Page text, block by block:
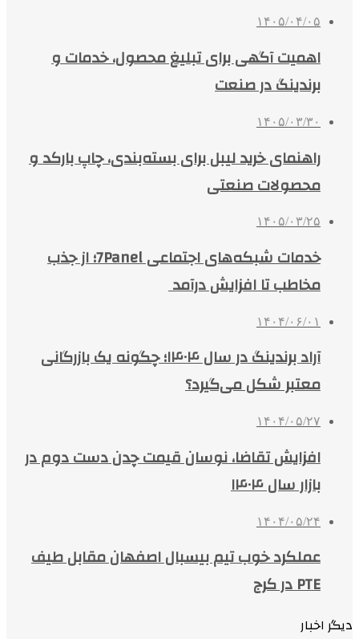
۱۴۰۵/۰۴/۰۵
اهمیت آگهی برای تبلیغ محصول، خدمات و
برندینگ در صنعت
۱۴۰۵/۰۳/۳۰
راهنمای خرید لیبل برای بسته‌بندی، چاپ بارکد و
محصولات صنعتی
۱۴۰۵/۰۳/۲۵
خدمات شبکه‌های اجتماعی 7Panel؛ از جذب
مخاطب تا افزایش درآمد
۱۴۰۴/۰۶/۰۱
آراد برندینگ در سال ۱۴۰۴؛ چگونه یک بازرگانی
معتبر شکل می‌گیرد؟
۱۴۰۴/۰۵/۲۷
افزایش تقاضا، نوسان قیمت چدن دست دوم در
بازار سال ۱۴۰۴
۱۴۰۴/۰۵/۲۴
عملکرد خوب تیم بیسبال اصفهان مقابل طیف
PTE در کرج
دیگر اخبار